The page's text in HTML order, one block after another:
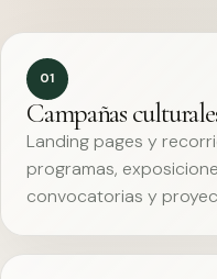
01
Campañas
Landing pages y
programas,
convocatorias y